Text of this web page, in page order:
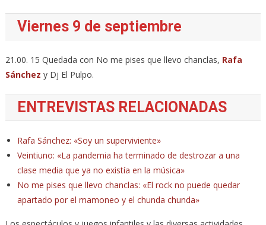
Viernes 9 de septiembre
21.00. 15 Quedada con No me pises que llevo chanclas, Rafa
Sánchez y Dj El Pulpo.
ENTREVISTAS RELACIONADAS
Rafa Sánchez: «Soy un superviviente»
Veintiuno: «La pandemia ha terminado de destrozar a una
clase media que ya no existía en la música»
No me pises que llevo chanclas: «El rock no puede quedar
apartado por el mamoneo y el chunda chunda»